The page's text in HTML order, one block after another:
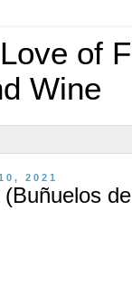
of
Wine
2021